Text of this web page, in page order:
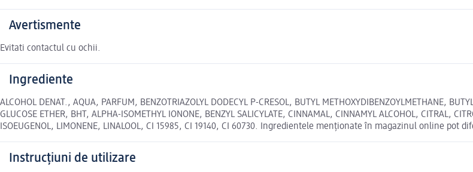
Avertismente
Evitati contactul cu ochii.
Ingrediente
ALCOHOL DENAT., AQUA, PARFUM, BENZOTRIAZOLYL DODECYL P-CRESOL, BUTYL METHOXYDIBENZOYLMETHANE,
GLUCOSE ETHER, BHT, ALPHA-ISOMETHYL IONONE, BENZYL SALICYLATE, CINNAMAL, CINNAMYL ALCOHOL, CITRAL,
ISOEUGENOL, LIMONENE, LINALOOL, CI 15985, CI 19140, CI 60730. Ingredientele menționate în magazinul online pot
Instrucțiuni de utilizare